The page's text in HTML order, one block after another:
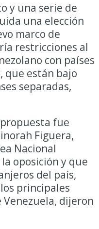
y una serie de
una elección
marco de
restricciones al
con países
que están bajo
separadas,
fue
Figuera,
Nacional
oposición y que
del país,
principales
dijeron